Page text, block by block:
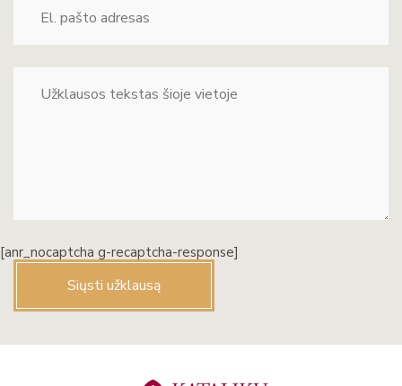
[anr_nocaptcha g-recaptcha-response]